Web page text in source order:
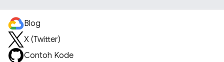
Blog
X (Twitter)
Contoh Kode